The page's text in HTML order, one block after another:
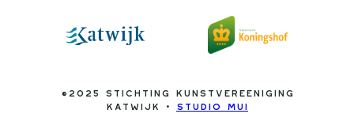
©2025 Stichting Kunstvereeniging
Katwijk • Studio Mui